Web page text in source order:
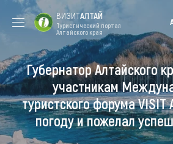
Форум VISIT
ALTAI
Цветение
маральника
Туры
Где побывать
ВИЗИТАЛТАЙ
Туристический портал
Алтайского края
Губернатор Алтайского
участникам
туристского форума VISIT
погоду и пожелал